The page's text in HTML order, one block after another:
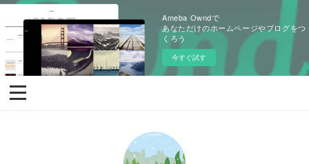
Ameba Owndで
あなただけのホームページやブログをつ
くろう
今すぐ試す